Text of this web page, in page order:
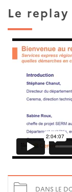
Le replay
DANS LE